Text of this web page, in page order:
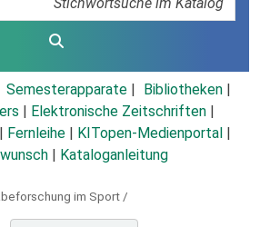
Semesterapparate
Bibliotheken
Elektronische Zeitschriften
Fernleihe KITopen-Medienportal
Kataloganleitung
im Sport /